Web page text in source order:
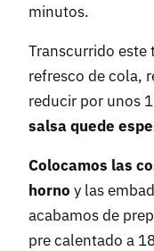
minutos.
Transcurrido este
refresco de cola,
reducir por unos
salsa quede
Colocamos las
horno y las
acabamos de
pre calentado a